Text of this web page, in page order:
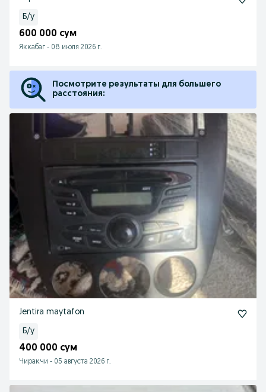
Б/у
600 000 сум
Яккабаг - 08 июля 2026 г.
Посмотрите результаты для большего
расстояния:
Jentira maytafon
Б/у
400 000 сум
Чиракчи - 05 августа 2026 г.